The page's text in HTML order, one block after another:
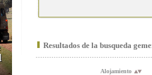
Resultados de la busqueda
Alojamiento